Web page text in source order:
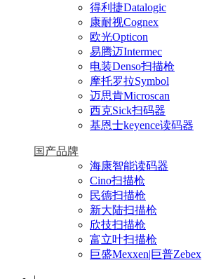
得利捷Datalogic
康耐视Cognex
欧光Opticon
易腾迈Intermec
电装Denso扫描枪
摩托罗拉Symbol
迈思肯Microscan
西克Sick扫码器
基恩士keyence读码器
国产品牌
海康智能读码器
Cino扫描枪
民德扫描枪
新大陆扫描枪
欣技扫描枪
富立叶扫描枪
巨盛Mexxen|巨普Zebex